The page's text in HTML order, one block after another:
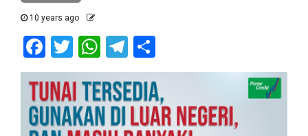
10 years ago
Facebook
Twitter
WhatsApp
Telegram